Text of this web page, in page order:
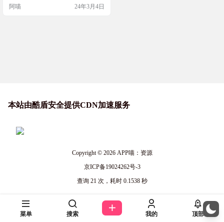
网站截图 特色功能 让运营人员 不再
阿喵 24年3月4日
本站由酷盾安全提供CDN加速服务
Copyright © 2026APP喵：资源
京ICP备19024262号-3
查询 21 次，耗时 0.1538 秒
菜单 搜索 我的 顶部